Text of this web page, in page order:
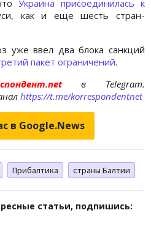
Украина присоединилась к
как и еще шесть стран-
уже ввел два блока санкций
пакет ограничений.
в Telegram.
https://t.me/korrespondentnet
в Google.News
Прибалтика страны Балтии
статьи, подпишись: